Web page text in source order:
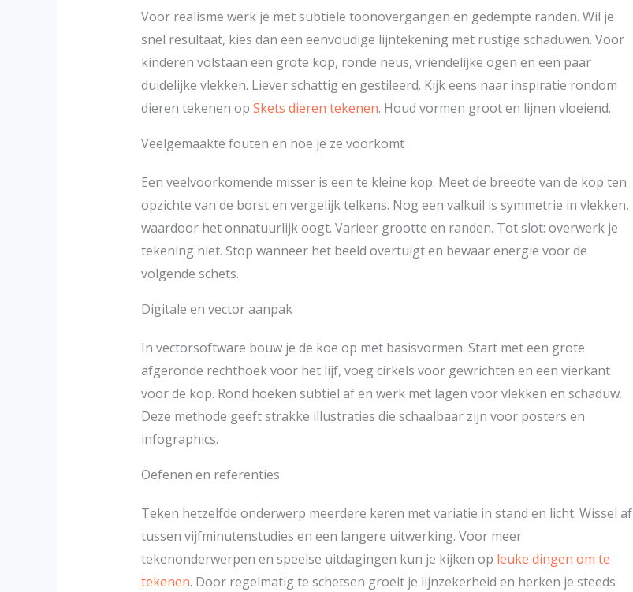
Voor realisme werk je met subtiele toonovergangen en gedempte randen. Wil je
snel resultaat, kies dan een eenvoudige lijntekening met rustige schaduwen. Voor
kinderen volstaan een grote kop, ronde neus, vriendelijke ogen en een paar
duidelijke vlekken. Liever schattig en gestileerd. Kijk eens naar inspiratie rondom
dieren tekenen op Skets dieren tekenen. Houd vormen groot en lijnen vloeiend.
Veelgemaakte fouten en hoe je ze voorkomt
Een veelvoorkomende misser is een te kleine kop. Meet de breedte van de kop ten
opzichte van de borst en vergelijk telkens. Nog een valkuil is symmetrie in vlekken,
waardoor het onnatuurlijk oogt. Varieer grootte en randen. Tot slot: overwerk je
tekening niet. Stop wanneer het beeld overtuigt en bewaar energie voor de
volgende schets.
Digitale en vector aanpak
In vectorsoftware bouw je de koe op met basisvormen. Start met een grote
afgeronde rechthoek voor het lijf, voeg cirkels voor gewrichten en een vierkant
voor de kop. Rond hoeken subtiel af en werk met lagen voor vlekken en schaduw.
Deze methode geeft strakke illustraties die schaalbaar zijn voor posters en
infographics.
Oefenen en referenties
Teken hetzelfde onderwerp meerdere keren met variatie in stand en licht. Wissel af
tussen vijfminutenstudies en een langere uitwerking. Voor meer
tekenonderwerpen en speelse uitdagingen kun je kijken op leuke dingen om te
tekenen. Door regelmatig te schetsen groeit je lijnzekerheid en herken je steeds